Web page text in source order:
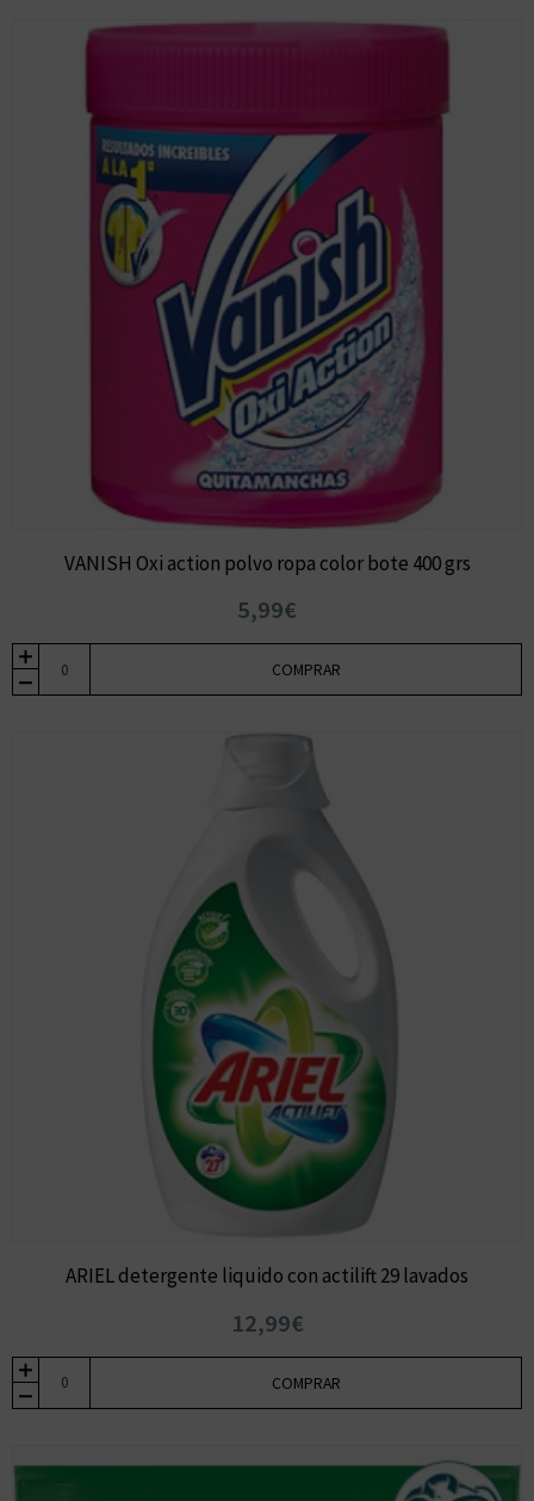
VANISH Oxi action polvo ropa color bote 400 grs
5,99€
COMPRAR
ARIEL detergente liquido con actilift 29 lavados
12,99€
COMPRAR